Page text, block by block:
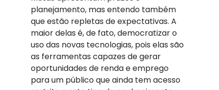
planejamento, mas entendo também
que estão repletas de expectativas. A
maior delas é, de fato, democratizar o
uso das novas tecnologias, pois elas são
as ferramentas capazes de gerar
oportunidades de renda e emprego
para um público que ainda tem acesso